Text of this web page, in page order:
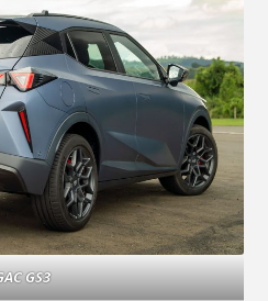
GS3